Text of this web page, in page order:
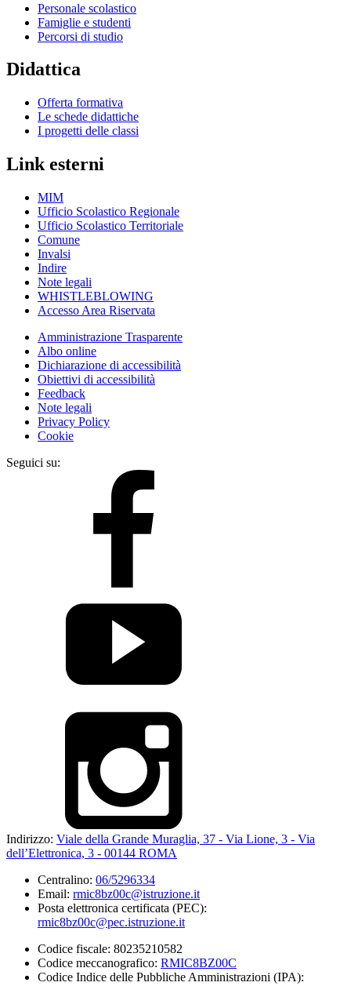
Personale scolastico
Famiglie e studenti
Percorsi di studio
Didattica
Offerta formativa
Le schede didattiche
I progetti delle classi
Link esterni
MIM
Ufficio Scolastico Regionale
Ufficio Scolastico Territoriale
Comune
Invalsi
Indire
Note legali
WHISTLEBLOWING
Accesso Area Riservata
Amministrazione Trasparente
Albo online
Dichiarazione di accessibilità
Obiettivi di accessibilità
Feedback
Note legali
Privacy Policy
Cookie
Seguici su:
Indirizzo: Viale della Grande Muraglia, 37 - Via Lione, 3 - Via
dell’Elettronica, 3 - 00144 ROMA
Centralino: 06/5296334
Email: rmic8bz00c@istruzione.it
Posta elettronica certificata (PEC):
rmic8bz00c@pec.istruzione.it
Codice fiscale: 80235210582
Codice meccanografico: RMIC8BZ00C
Codice Indice delle Pubbliche Amministrazioni (IPA):